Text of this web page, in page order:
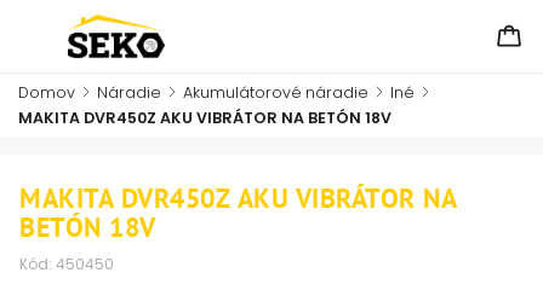
Domov / Náradie / Akumulátorové náradie / Iné /
MAKITA DVR450Z AKU VIBRÁTOR NA BETÓN 18V
MAKITA DVR450Z AKU VIBRÁTOR NA
BETÓN 18V
Kód: 450450